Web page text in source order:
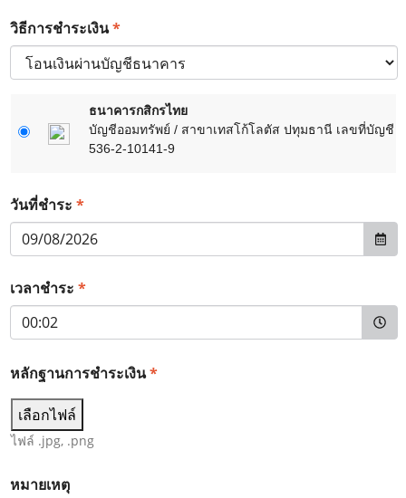
วิธีการชำระเงิน*
ธนาคารกสิกรไทย
บัญชีออมทรัพย์ / สาขาเทสโก้โลตัส ปทุมธานี เลขที่บัญชี
536-2-10141-9
วันที่ชำระ *
เวลาชำระ *
หลักฐานการชำระเงิน*
เลือกไฟล์
ไฟล์ .jpg, .png
หมายเหตุ